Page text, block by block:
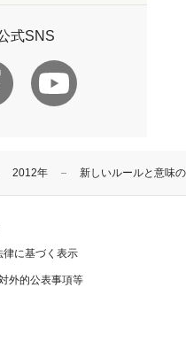
2012年 新しいルールと意味
式SNS
律に基づく表示
外的公表事項等